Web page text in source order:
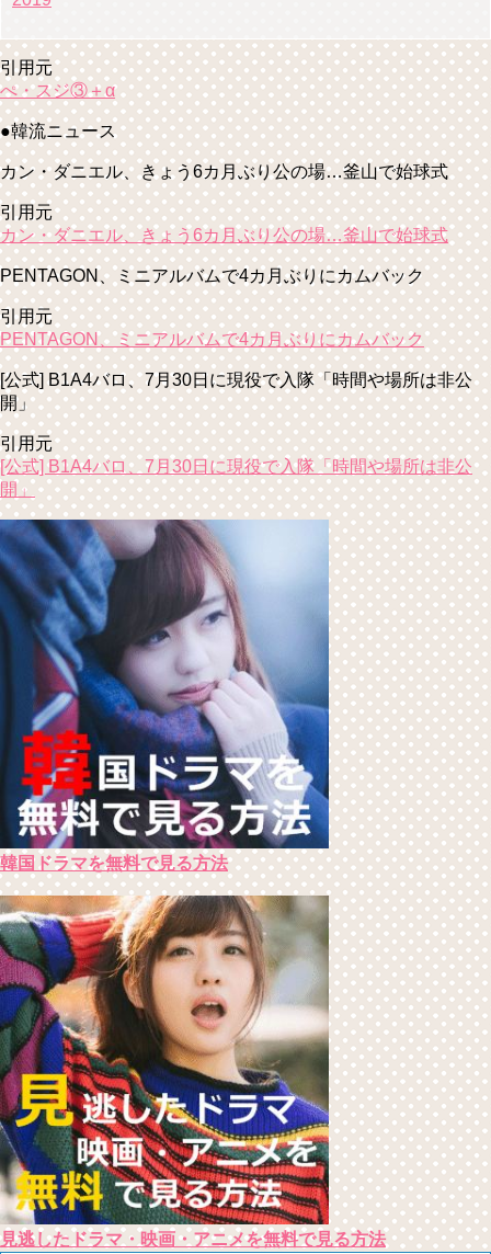
引用元
ぺ・スジ③＋α
●韓流ニュース
カン・ダニエル、きょう6カ月ぶり公の場…釜山で始球式
引用元
カン・ダニエル、きょう6カ月ぶり公の場…釜山で始球式
PENTAGON、ミニアルバムで4カ月ぶりにカムバック
引用元
PENTAGON、ミニアルバムで4カ月ぶりにカムバック
[公式] B1A4バロ、7月30日に現役で入隊「時間や場所は非公
開」
引用元
[公式] B1A4バロ、7月30日に現役で入隊「時間や場所は非公
開」
韓国ドラマを無料で見る方法
見逃したドラマ・映画・アニメを無料で見る方法